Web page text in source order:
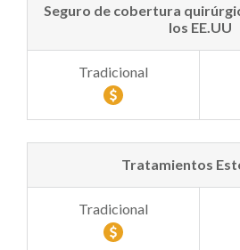
Seguro de cobertura
los EE.UU
Tratamientos